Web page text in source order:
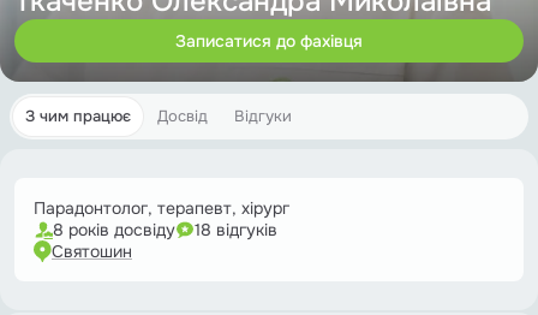
Записатися до фахівця
З чим працює Досвід Відгуки
Парадонтолог, терапевт, хірург
8 років досвіду
18 відгуків
Святошин